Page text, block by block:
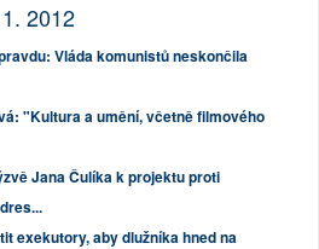
2012
Vláda komunistů neskončila
"Kultura a umění, včetně filmového
Jana Čulíka k projektu proti
exekutory, aby dlužníka hned na